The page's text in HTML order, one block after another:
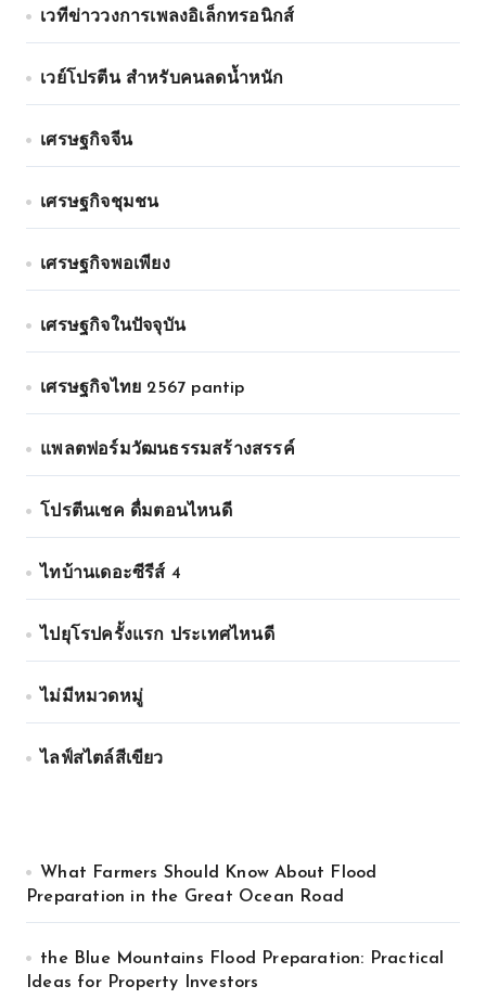
เวทีข่าววงการเพลงอิเล็กทรอนิกส์
เวย์โปรตีน สำหรับคนลดน้ำหนัก
เศรษฐกิจจีน
เศรษฐกิจชุมชน
เศรษฐกิจพอเพียง
เศรษฐกิจในปัจจุบัน
เศรษฐกิจไทย 2567 pantip
แพลตฟอร์มวัฒนธรรมสร้างสรรค์
โปรตีนเชค ดื่มตอนไหนดี
ไทบ้านเดอะซีรีส์ 4
ไปยุโรปครั้งแรก ประเทศไหนดี
ไม่มีหมวดหมู่
ไลฟ์สไตล์สีเขียว
What Farmers Should Know About Flood
Preparation in the Great Ocean Road
the Blue Mountains Flood Preparation: Practical
Ideas for Property Investors